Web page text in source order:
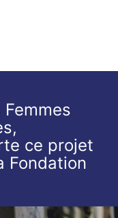
ce projet
Fondation